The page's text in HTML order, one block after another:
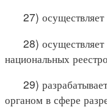
27) осуществляет
28) осуществляет
национальных
29)
органом в сфере